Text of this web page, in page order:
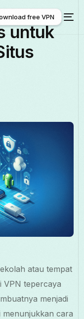
free VPN
untuk
atau tempat
VPN tepercaya
menjadi
menunjukkan cara